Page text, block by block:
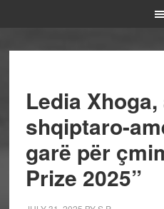
Ledia
shqiptaro-
garë për
Prize 2025”